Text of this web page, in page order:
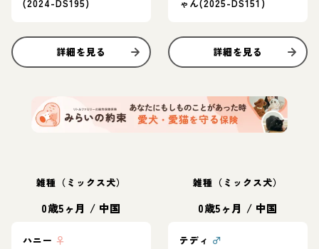
(2024-DS195)
詳細を見る
ゃん(2025-DS151)
詳細を見る
雑種（ミックス犬）
0歳5ヶ月 / 中国
ハニー ♀
雑種（ミックス犬）
0歳5ヶ月 / 中国
テディ ♂